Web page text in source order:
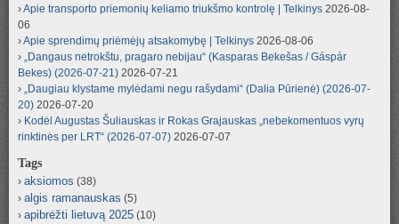
Apie transporto priemonių keliamo triukšmo kontrolę | Telkinys 2026-08-
06
Apie sprendimų priėmėjų atsakomybę | Telkinys 2026-08-06
„Dangaus netrokštu, pragaro nebijau“ (Kasparas Bekešas / Gáspár
Bekes) (2026-07-21) 2026-07-21
„Daugiau klystame mylėdami negu rašydami“ (Dalia Pūrienė) (2026-07-
20) 2026-07-20
Kodėl Augustas Šuliauskas ir Rokas Grajauskas „nebekomentuos vyrų
rinktinės per LRT“ (2026-07-07) 2026-07-07
Tags
aksiomos (38)
algis ramanauskas (5)
apibrėžti lietuvą 2025 (10)